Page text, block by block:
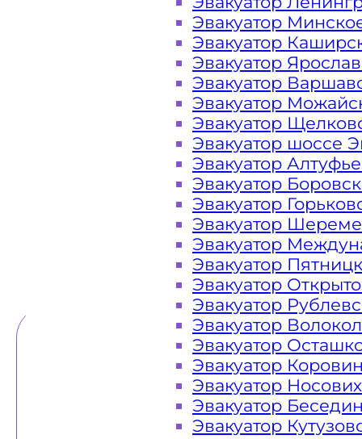
Закажите услугу "эвакуатор
"онлайн" на сайте компании
Вам необходимы услуги
Эвакуаторы «МОБИ» находятся
Гигирёво городского округа
в сутки. Обращайтесь к нам
любой ситуации и гарантируем
WHATSAPP
Эвакуатор
Эвакуатор
Эвакуатор
Эвакуатор
Эвакуатор
Эвакуатор
Эвакуатор шоссе
Эвакуатор
Эвакуатор
Эвакуатор
Эвакуатор
Эвакуатор
Эвакуатор
Эвакуатор
Эвакуатор
Эвакуатор
Эвакуатор
Эвакуатор
Эвакуатор
Эвакуатор
Эвакуатор